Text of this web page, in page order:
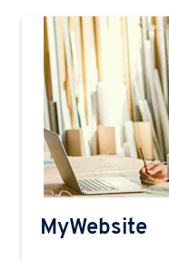
MyWebsite